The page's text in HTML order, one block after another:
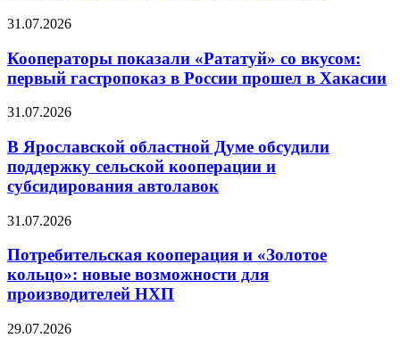
31.07.2026
Кооператоры показали «Рататуй» со вкусом:
первый гастропоказ в России прошел в Хакасии
31.07.2026
В Ярославской областной Думе обсудили
поддержку сельской кооперации и
субсидирования автолавок
31.07.2026
Потребительская кооперация и «Золотое
кольцо»: новые возможности для
производителей НХП
29.07.2026